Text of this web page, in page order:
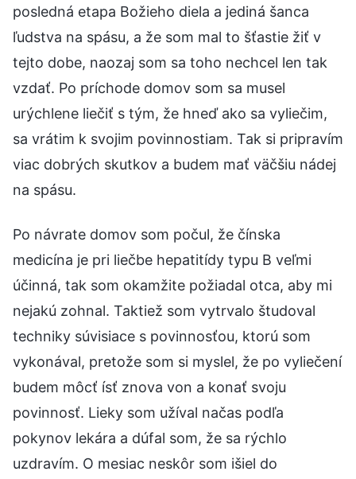
posledná etapa Božieho diela a jediná šanca
ľudstva na spásu, a že som mal to šťastie žiť v
tejto dobe, naozaj som sa toho nechcel len tak
vzdať. Po príchode domov som sa musel
urýchlene liečiť s tým, že hneď ako sa vyliečim,
sa vrátim k svojim povinnostiam. Tak si pripravím
viac dobrých skutkov a budem mať väčšiu nádej
na spásu.
Po návrate domov som počul, že čínska
medicína je pri liečbe hepatitídy typu B veľmi
účinná, tak som okamžite požiadal otca, aby mi
nejakú zohnal. Taktiež som vytrvalo študoval
techniky súvisiace s povinnosťou, ktorú som
vykonával, pretože som si myslel, že po vyliečení
budem môcť ísť znova von a konať svoju
povinnosť. Lieky som užíval načas podľa
pokynov lekára a dúfal som, že sa rýchlo
uzdravím. O mesiac neskôr som išiel do